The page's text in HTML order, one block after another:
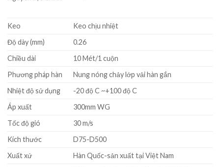
Keo
Keo chịu nhiệt
Độ dày (mm)
0.26
Chiều dài
10 Mét/1 cuộn
Phương pháp hàn
Nung nóng chảy lớp vải hàn gắn
Nhiệt độ sử dụng
-20 độ C ~+100 độ C
Áp xuất
300mm WG
Tốc độ gió
30 m/s
Kích thước
D75-D500
Xuất xứ
Hàn Quốc-sản xuất tại Việt Nam